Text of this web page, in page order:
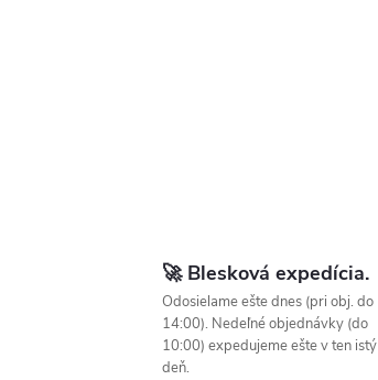
🚀 Blesková expedícia.
Odosielame ešte dnes (pri obj. do
14:00). Nedeľné objednávky (do
10:00) expedujeme ešte v ten istý
deň.